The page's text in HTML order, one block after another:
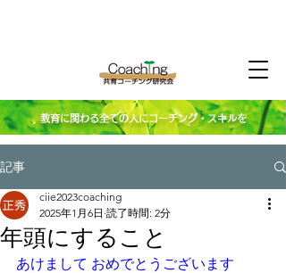
教育に関わる全ての人にコーチング・スキルを
記事
年頭にすること
ciie2023coaching
2025年1月6日 読了時間: 2分
あけまして おめでとうございます